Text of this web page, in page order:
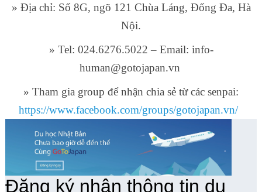
» Địa chỉ: Số 8G, ngõ 121 Chùa Láng, Đống Đa, Hà
Nội.
» Tel: 024.6276.5022 – Email: info-
human@gotojapan.vn
» Tham gia group để nhận chia sẻ từ các senpai:
https://www.facebook.com/groups/gotojapan.vn/